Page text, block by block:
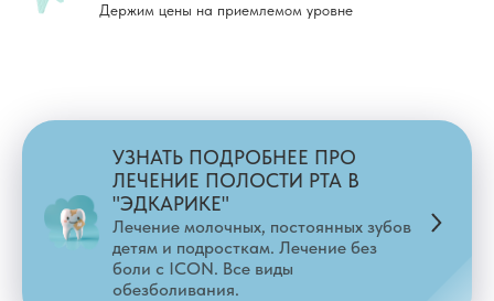
Держим цены на приемлемом уровне
УЗНАТЬ ПОДРОБНЕЕ ПРО
ЛЕЧЕНИЕ ПОЛОСТИ РТА В
"ЭДКАРИКЕ"
Лечение молочных, постоянных зубов
детям и подросткам. Лечение без
боли с ICON. Все виды
обезболивания.